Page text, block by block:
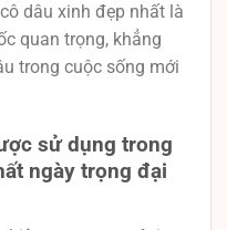
dâu xinh đẹp nhất là
quan trọng, khẳng
trong cuộc sống mới
sử dụng trong
ngày trọng đại